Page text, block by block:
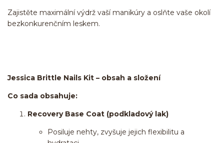
Zajistěte maximální výdrž vaší manikúry a oslňte vaše okolí
bezkonkurenčním leskem.
Jessica Brittle Nails Kit – obsah a složení
Co sada obsahuje:
Recovery Base Coat (podkladový lak)
Posiluje nehty, zvyšuje jejich flexibilitu a